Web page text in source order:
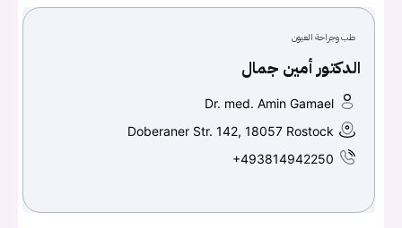
طب وجراحة العيون
الدكتور أمين جمال
Dr. med. Amin Gamael
Doberaner Str. 142, 18057 Rostock
+493814942250